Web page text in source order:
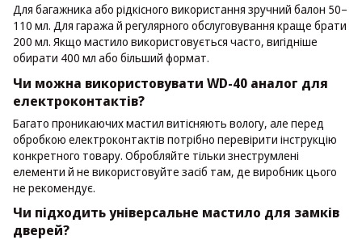
Для багажника або рідкісного використання зручний балон 50–
110 мл. Для гаража й регулярного обслуговування краще брати
200 мл. Якщо мастило використовується часто, вигідніше
обирати 400 мл або більший формат.
Чи можна використовувати WD-40 аналог для
електроконтактів?
Багато проникаючих мастил витісняють вологу, але перед
обробкою електроконтактів потрібно перевірити інструкцію
конкретного товару. Обробляйте тільки знеструмлені
елементи й не використовуйте засіб там, де виробник цього
не рекомендує.
Чи підходить універсальне мастило для замків
дверей?